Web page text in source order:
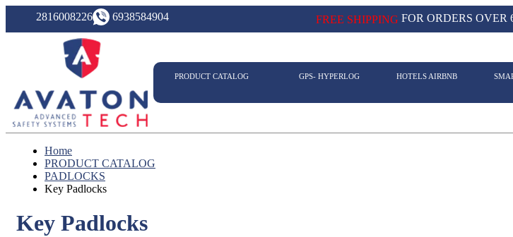
2816008226 6938584904 FREE SHIPPING FOR ORDERS OVER
PRODUCT CATALOG GPS- HYPERLOG HOTELS AIRBNB
Home
PRODUCT CATALOG
PADLOCKS
Key Padlocks
Key Padlocks